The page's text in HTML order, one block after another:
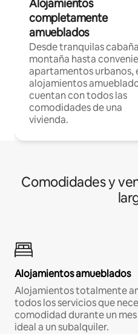
Alojamientos
completamente
amueblados
Desde tranquilas
montaña hasta
apartamentos urbanos,
alojamientos
cuentan con todos las
comodidades de una
vivienda.
Comodidades y
Alojamientos amueblados
Alojamientos totalmente
todos los servicios que
comodidad durante un
ideal a un subalquiler.